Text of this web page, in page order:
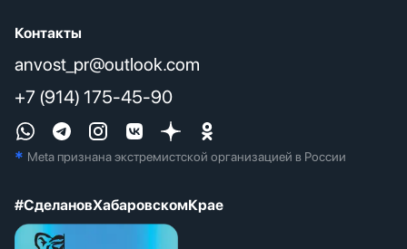
Контакты
anvost_pr@outlook.com
+7 (914) 175-45-90
* Meta признана экстремистcкой организацией в России
#СделановХабаровскомКрае